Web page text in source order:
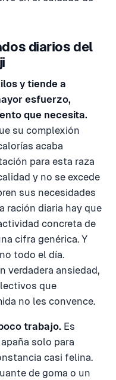
diarios del
y tiende a
esfuerzo,
que necesita.
su complexión
acaba
para esta raza
y no se excede
sus necesidades
ración diaria hay que
concreta de
cifra genérica. Y
todo el día.
verdadera ansiedad,
que
no les convence.
trabajo. Es
solo para
casi felina.
de goma o un